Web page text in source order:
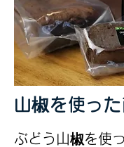
山椒を使っ
ぶどう山椒を使